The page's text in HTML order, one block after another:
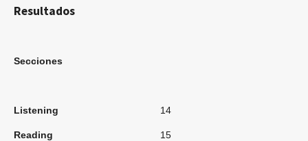
Resultados
Secciones
Listening 14
Reading 15